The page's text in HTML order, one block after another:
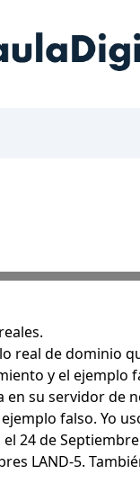
real de dominio
y el ejemplo
su servidor de
falso. Yo
24 de
LAND-5.